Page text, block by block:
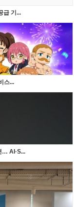
급 기...
스...
… AI·S...